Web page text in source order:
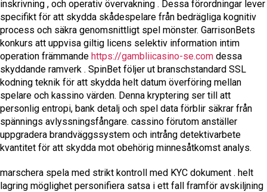
inskrivning , och operativ övervakning . Dessa förordningar lever
specifikt för att skydda skådespelare från bedrägliga kognitiv
process och säkra genomsnittligt spel mönster. GarrisonBets
konkurs att uppvisa giltig licens selektiv information intim
operation främmande https://gambliicasino-se.com dessa
skyddande ramverk . SpinBet följer ut branschstandard SSL
kodning teknik för att skydda helt datum överföring mellan
spelare och kassino värden. Denna kryptering ser till att
personlig entropi, bank detalj och spel data förblir säkrar från
spännings avlyssningsfångare. cassino förutom anställer
uppgradera brandväggssystem och intrång detektivarbete
kvantitet för att skydda mot obehörig minnesåtkomst analys.
marschera spela med strikt kontroll med KYC dokument . helt
lagring möglighet personifiera satsa i ett fall framför avskiljning